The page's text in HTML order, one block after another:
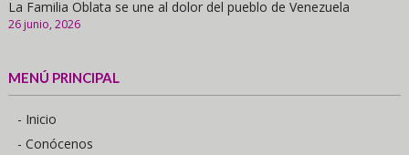
La Familia Oblata se une al dolor del pueblo de Venezuela
26 junio, 2026
MENÚ PRINCIPAL
- Inicio
- Conócenos